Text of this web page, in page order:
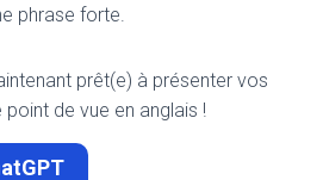
phrase forte.
prêt(e) à présenter vos
de vue en anglais !